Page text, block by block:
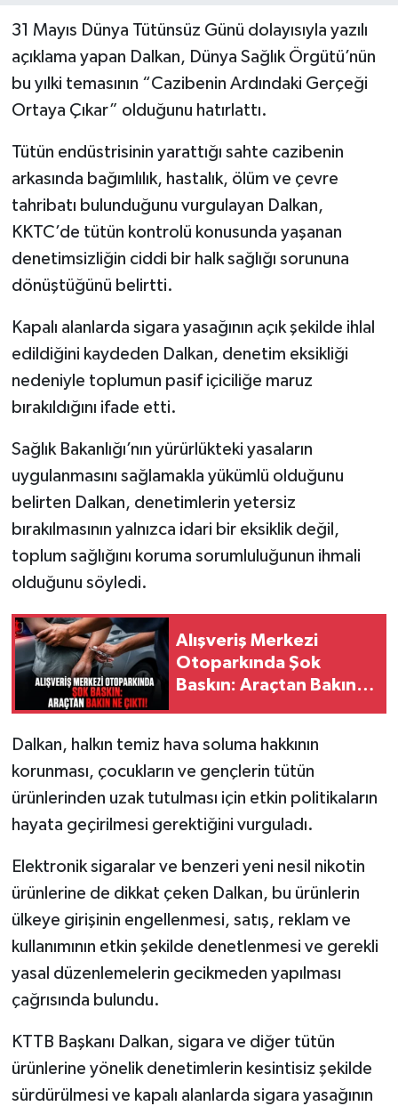
31 Mayıs Dünya Tütünsüz Günü dolayısıyla yazılı
açıklama yapan Dalkan, Dünya Sağlık Örgütü’nün
bu yılki temasının “Cazibenin Ardındaki Gerçeği
Ortaya Çıkar” olduğunu hatırlattı.
Tütün endüstrisinin yarattığı sahte cazibenin
arkasında bağımlılık, hastalık, ölüm ve çevre
tahribatı bulunduğunu vurgulayan Dalkan,
KKTC’de tütün kontrolü konusunda yaşanan
denetimsizliğin ciddi bir halk sağlığı sorununa
dönüştüğünü belirtti.
Kapalı alanlarda sigara yasağının açık şekilde ihlal
edildiğini kaydeden Dalkan, denetim eksikliği
nedeniyle toplumun pasif içiciliğe maruz
bırakıldığını ifade etti.
Sağlık Bakanlığı’nın yürürlükteki yasaların
uygulanmasını sağlamakla yükümlü olduğunu
belirten Dalkan, denetimlerin yetersiz
bırakılmasının yalnızca idari bir eksiklik değil,
toplum sağlığını koruma sorumluluğunun ihmali
olduğunu söyledi.
Alışveriş Merkezi
Otoparkında Şok
Baskın: Araçtan Bakın
Dalkan, halkın temiz hava soluma hakkının
korunması, çocukların ve gençlerin tütün
ürünlerinden uzak tutulması için etkin politikaların
hayata geçirilmesi gerektiğini vurguladı.
Elektronik sigaralar ve benzeri yeni nesil nikotin
ürünlerine de dikkat çeken Dalkan, bu ürünlerin
ülkeye girişinin engellenmesi, satış, reklam ve
kullanımının etkin şekilde denetlenmesi ve gerekli
yasal düzenlemelerin gecikmeden yapılması
çağrısında bulundu.
KTTB Başkanı Dalkan, sigara ve diğer tütün
ürünlerine yönelik denetimlerin kesintisiz şekilde
sürdürülmesi ve kapalı alanlarda sigara yasağının